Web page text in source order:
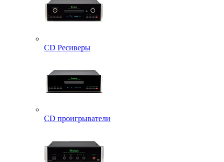
CD Ресиверы
CD проигрыватели